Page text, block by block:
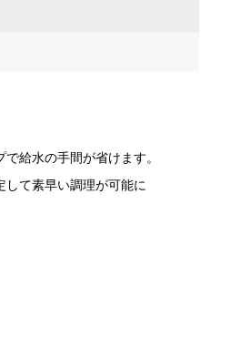
給水の手間が省けます。
して素早い調理が可能に